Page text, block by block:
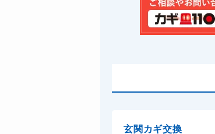
玄関カギ交換